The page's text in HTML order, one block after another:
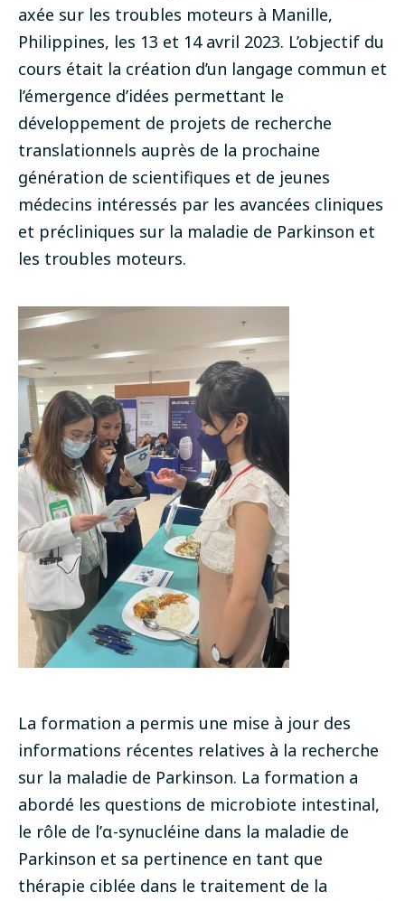
axée sur les troubles moteurs à Manille,
Philippines, les 13 et 14 avril 2023. L’objectif du
cours était la création d’un langage commun et
l’émergence d’idées permettant le
développement de projets de recherche
translationnels auprès de la prochaine
génération de scientifiques et de jeunes
médecins intéressés par les avancées cliniques
et précliniques sur la maladie de Parkinson et
les troubles moteurs.
La formation a permis une mise à jour des
informations récentes relatives à la recherche
sur la maladie de Parkinson. La formation a
abordé les questions de microbiote intestinal,
le rôle de l’α-synucléine dans la maladie de
Parkinson et sa pertinence en tant que
thérapie ciblée dans le traitement de la